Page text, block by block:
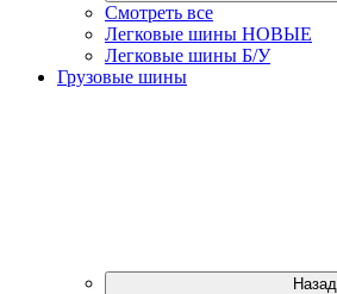
Смотреть все
Легковые шины НОВЫЕ
Легковые шины Б/У
Грузовые шины
Назад